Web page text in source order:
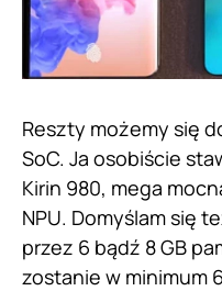
Reszty możemy się
SoC. Ja osobiście
Kirin 980, mega
NPU. Domyślam się
przez 6 bądź 8 GB
zostanie w minimum